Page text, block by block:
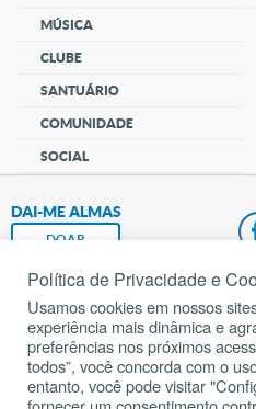
MÚSICA
CLUBE
SANTUÁRIO
COMUNIDADE
SOCIAL
DAI-ME ALMAS
DOAR
Fundação João
Pedido de Oração
Mapa do site
Política de Privacidade e
Usamos cookies em nossos
experiência mais dinâmica e
preferências nos próximos
todos”, você concorda com o
entanto, você pode visitar